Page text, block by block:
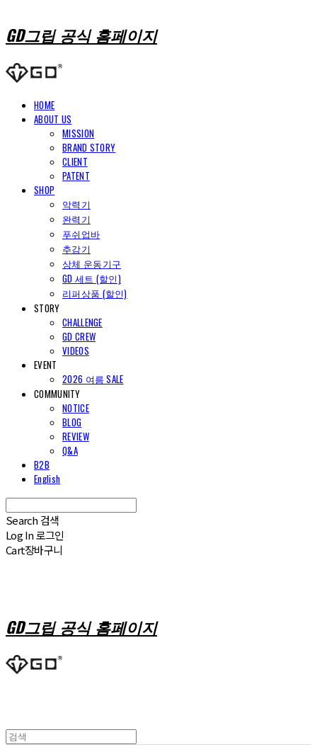
GD그립 공식 홈페이지
HOME
ABOUT US
MISSION
BRAND STORY
CLIENT
PATENT
SHOP
악력기
완력기
푸쉬업바
추감기
상체 운동기구
GD 세트 (할인)
리퍼상품 (할인)
STORY
CHALLENGE
GD CREW
VIDEOS
EVENT
2026 여름 SALE
COMMUNITY
NOTICE
BLOG
REVIEW
Q&A
B2B
English
Search 검색
Log In로그인
Cart장바구니
GD그립 공식 홈페이지